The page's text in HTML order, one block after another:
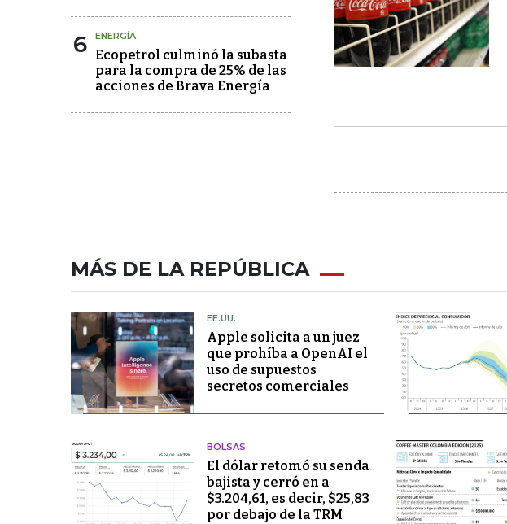
6 ENERGÍA
Ecopetrol culminó la subasta
para la compra de 25% de las
acciones de Brava Energía
MÁS DE LA REPÚBLICA
EE.UU.
Apple solicita a un juez
que prohíba a OpenAI el
uso de supuestos
secretos comerciales
BOLSAS
El dólar retomó su senda
bajista y cerró en a
$3.204,61, es decir, $25,83
por debajo de la TRM